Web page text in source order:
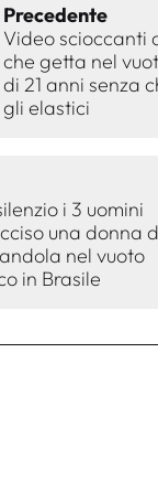
Precedente
Video scioccanti
che getta nel
di 21 anni senza
gli elastici
i 3 uomini
una donna
nel vuoto
in Brasile